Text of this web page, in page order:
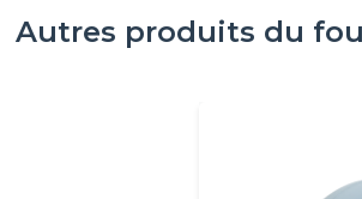
Autres produits du